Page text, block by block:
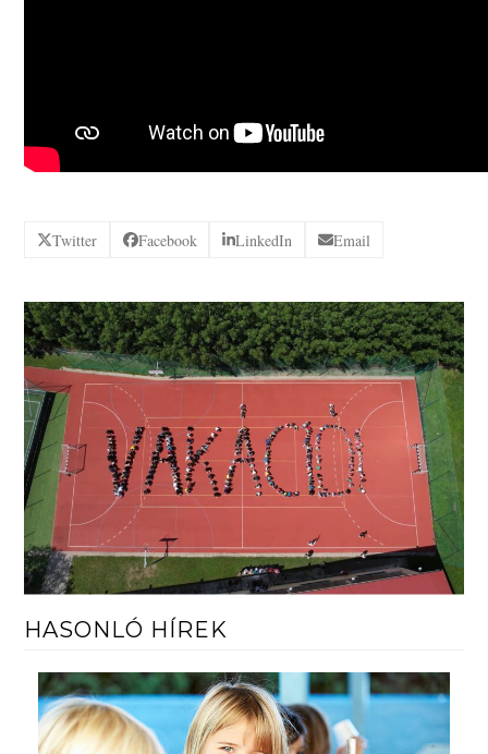
Twitter Facebook LinkedIn Email
HASONLÓ HÍREK